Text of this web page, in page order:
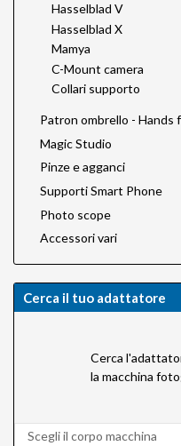
Hasselblad V
Hasselblad X
Mamya
C-Mount camera
Collari supporto
Patron ombrello - Hands
Magic Studio
Pinze e agganci
Supporti Smart Phone
Photo scope
Accessori vari
Cerca il tuo adattatore
Cerca
la macchina